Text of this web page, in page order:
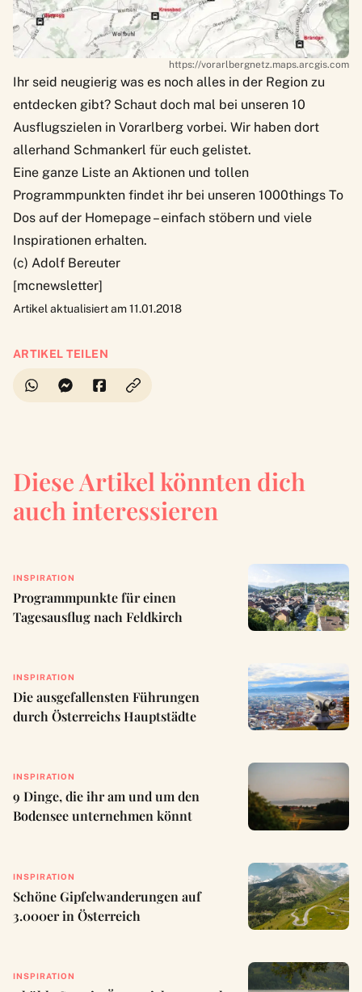
https://vorarlbergnetz.maps.arcgis.com
Ihr seid neugierig was es noch alles in der Region zu
entdecken gibt? Schaut doch mal bei unseren 10
Ausflugszielen in Vorarlberg vorbei. Wir haben dort
allerhand Schmankerl für euch gelistet.
Eine ganze Liste an Aktionen und tollen
Programmpunkten findet ihr bei unseren 1000things To
Dos auf der Homepage – einfach stöbern und viele
Inspirationen erhalten.
(c) Adolf Bereuter
[mcnewsletter]
Artikel aktualisiert am 11.01.2018
ARTIKEL TEILEN
Diese Artikel könnten dich
auch interessieren
INSPIRATION
Programmpunkte für einen
Tagesausflug nach Feldkirch
INSPIRATION
Die ausgefallensten Führungen
durch Österreichs Hauptstädte
INSPIRATION
9 Dinge, die ihr am und um den
Bodensee unternehmen könnt
INSPIRATION
Schöne Gipfelwanderungen auf
3.000er in Österreich
INSPIRATION